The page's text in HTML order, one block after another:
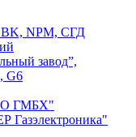
BK, NPM, СГД
завод”,
G6
ГМБХ"